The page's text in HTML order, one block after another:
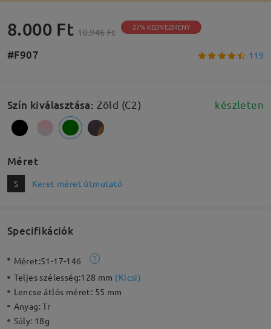
8.000 Ft 10.946 Ft 27% KEDVEZMÉNY
#F907 119
Szín kiválasztása: Zöld (C2) készleten
Méret
S Keret méret útmutató
Specifikációk
Méret:51-17-146
Teljes szélesség:128 mm (Kicsi)
Lencse átlós méret: 55 mm
Anyag:Tr
Súly: 18g